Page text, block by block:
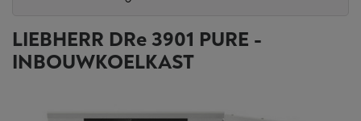
LIEBHERR DRe 3901 PURE -
INBOUWKOELKAST